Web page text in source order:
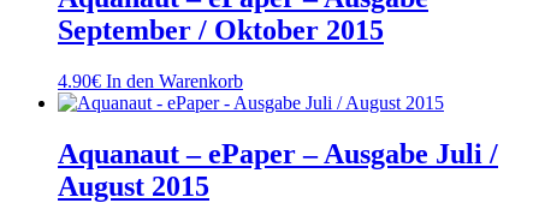
September / Oktober 2015
4.90€ In den Warenkorb
Aquanaut – ePaper – Ausgabe Juli /
August 2015